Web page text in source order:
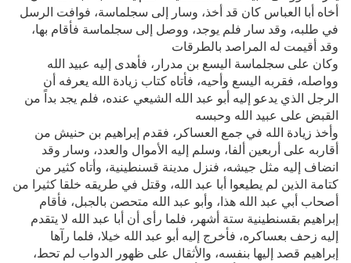
أخاه أبا العباس كان قد أخذ، وسار إلى سجلماسة، فوافت الرسل
في طلبه، وقد سار فلم يوجد، ووصل إلى سجلماسة فأقام بها،
وقد أقيمت له المراصد بالطرقات
وكان على سجلماسة اليسع بن مدرار، فأهدى إليه عبيد الله
وواصله، فقربه اليسع وأحيه، فأتاه كتاب زيادة الله يعرفه أن
الرجل الذي يدعو إليه أبو عبد الله الشيعي عنده، فلم يجد بداً من
القبض على عبيد الله وحبسه
وأخذ زيادة الله في جمع العساكر، فقدم إبراهيم بن حنيش من
أقاربه على أربعين ألفا، وسلم إليه الأموال والعدد، وسار وقد
انضاف إليه مثل جيشه، فنزل مدينة قسنطينية، وأتاه كثير من
كتامة الذين لم يطيعوا أبا عبد الله، وقتل في طريقه خلقا كثيرا من
أصحاب أبي عبد الله هذا، وأبو عبد الله متحصن بالجبل، فأقام
إبراهيم بقسنطينية ستة أشهر، فلما رأى أن أبا عبد الله لا يتقدم
إليه زحف بعساكره، فأخرج إليه أبو عبد الله خيلا، فلما رآها
إبراهيم قصد إليها بنفسه، والأثقال على ظهور الدواب لم تحط،